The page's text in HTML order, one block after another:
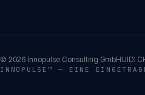
© 2026 Innopulse Consulting GmbHUID:
INNOPULSE™ — EINE